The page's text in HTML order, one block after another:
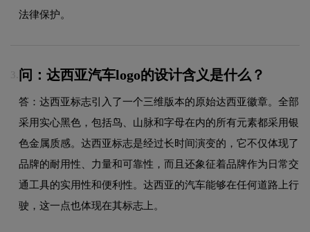
法律保护。
3. 问：达西亚汽车logo的设计含义是什么？
答：达西亚标志引入了一个三维版本的原始达西亚徽章。全部
采用实心黑色，包括鸟、山脉和字母在内的所有元素都采用银
色金属质感。达西亚标志是经过长时间演变的，它不仅体现了
品牌的耐用性、力量和可靠性，而且还象征着品牌作为日常交
通工具的实用性和便利性。达西亚的汽车能够在任何道路上行
驶，这一点也体现在其标志上。